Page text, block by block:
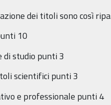
dei titoli sono così
10
di studio punti 3
scientifici punti 3
e professionale punti 4